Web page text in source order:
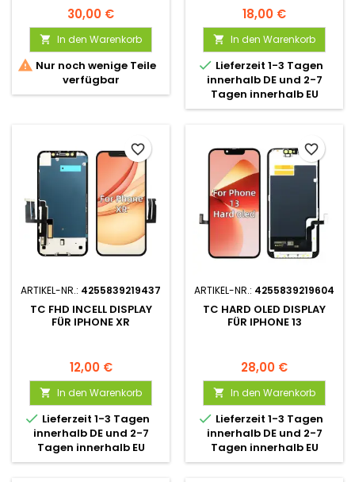
30,00 €
 In den Warenkorb
 Nur noch wenige Teile
verfügbar
18,00 €
 In den Warenkorb
 Lieferzeit 1-3 Tagen
innerhalb DE und 2-7
Tagen innerhalb EU
ARTIKEL-NR.: 4255839219437
TC FHD INCELL DISPLAY
FÜR IPHONE XR
12,00 €
 In den Warenkorb
 Lieferzeit 1-3 Tagen
innerhalb DE und 2-7
Tagen innerhalb EU
favorite_border
ARTIKEL-NR.: 4255839219604
TC HARD OLED DISPLAY
FÜR IPHONE 13
28,00 €
 In den Warenkorb
 Lieferzeit 1-3 Tagen
innerhalb DE und 2-7
Tagen innerhalb EU
favorite_border